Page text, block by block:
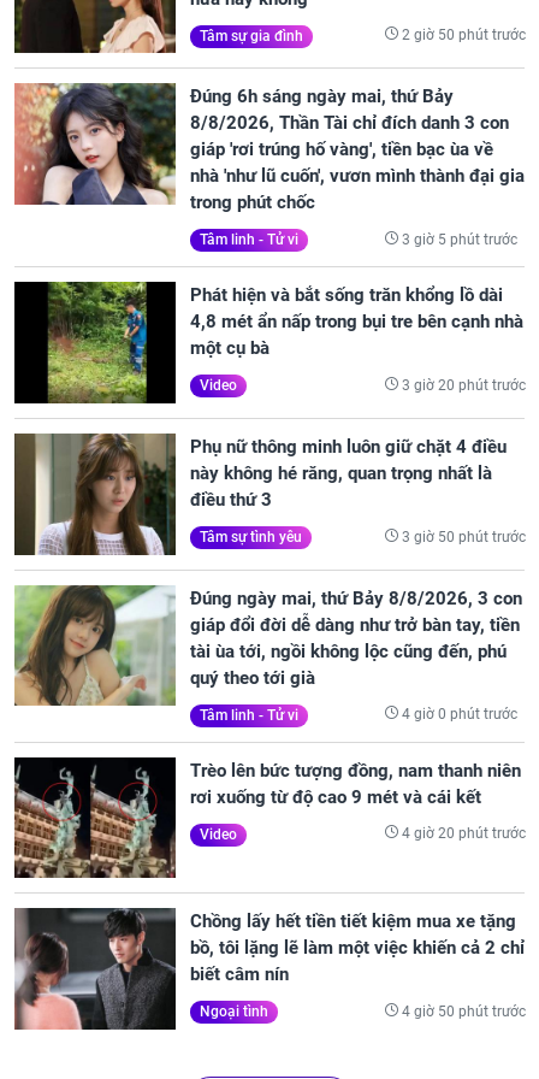
Tâm sự gia đình 2 giờ 50 phút trước
Đúng 6h sáng ngày mai, thứ Bảy
8/8/2026, Thần Tài chỉ đích danh 3 con
giáp 'rơi trúng hố vàng', tiền bạc ùa về
nhà 'như lũ cuốn', vươn mình thành đại gia
trong phút chốc
Tâm linh - Tử vi 3 giờ 5 phút trước
Phát hiện và bắt sống trăn khổng lồ dài
4,8 mét ẩn nấp trong bụi tre bên cạnh nhà
một cụ bà
Video 3 giờ 20 phút trước
Phụ nữ thông minh luôn giữ chặt 4 điều
này không hé răng, quan trọng nhất là
điều thứ 3
Tâm sự tình yêu 3 giờ 50 phút trước
Đúng ngày mai, thứ Bảy 8/8/2026, 3 con
giáp đổi đời dễ dàng như trở bàn tay, tiền
tài ùa tới, ngồi không lộc cũng đến, phú
quý theo tới già
Tâm linh - Tử vi 4 giờ 0 phút trước
Trèo lên bức tượng đồng, nam thanh niên
rơi xuống từ độ cao 9 mét và cái kết
Video 4 giờ 20 phút trước
Chồng lấy hết tiền tiết kiệm mua xe tặng
bồ, tôi lặng lẽ làm một việc khiến cả 2 chỉ
biết câm nín
Ngoại tình 4 giờ 50 phút trước